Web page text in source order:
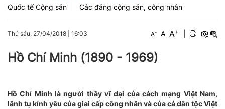
Quốc tế Cộng sản
Các đảng cộng sản, công nhân
Thứ sáu, 27/04/2018 16:03 A- A A+
Hồ Chí Minh (1890 - 1969)
Hồ Chí Minh là người thầy vĩ đại của cách mạng Việt Nam,
lãnh tụ kính yêu của giai cấp công nhân và của cả dân tộc Việt